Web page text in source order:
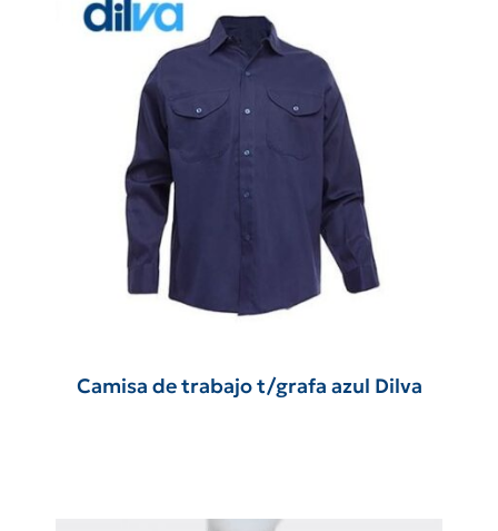
Camisa de trabajo t/grafa azul Dilva